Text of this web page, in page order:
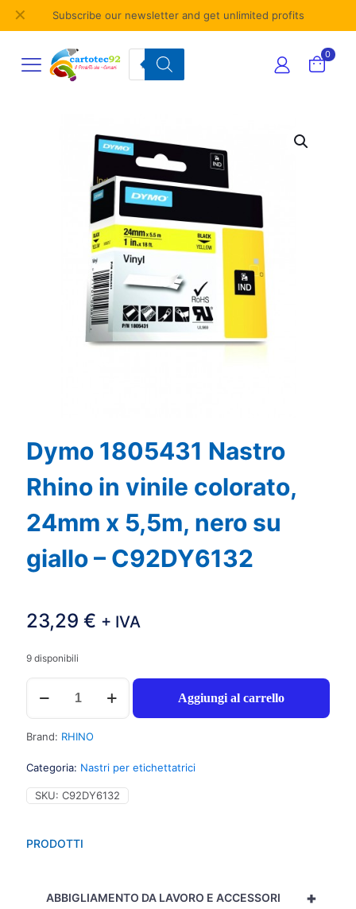
Subscribe our newsletter and get unlimited profits
✕
Products
search
0
PRODOTTI
+
ABBIGLIAMENTO DA LAVORO E ACCESSORI
Dymo 1805431 Nastro
Rhino in vinile colorato,
24mm x 5,5m, nero su
giallo – C92DY6132
23,29 € + IVA
9 disponibili
Dymo
1805431
Nastro
Rhino
in
colorato,
24mm
x
su
C92DY6132
Aggiungi al carrello
Brand: RHINO
Categoria: Nastri per etichettatrici
SKU: C92DY6132